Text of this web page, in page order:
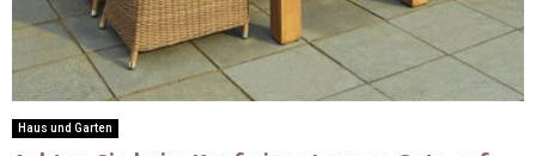
Haus und Garten